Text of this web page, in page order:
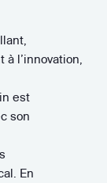
l’innovation,
est
son
En